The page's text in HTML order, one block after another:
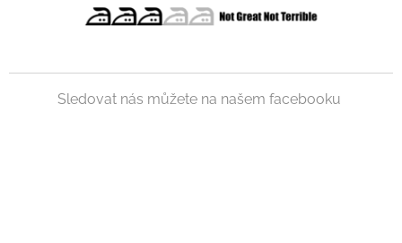
Sledovat nás můžete na našem facebooku